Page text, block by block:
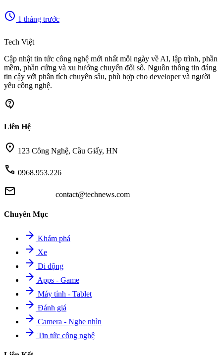
schedule 1 tháng trước
Tech Việt
Cập nhật tin tức công nghệ mới nhất mỗi ngày về AI, lập trình, phần
mềm, phần cứng và xu hướng chuyển đổi số. Nguồn thông tin đáng
tin cậy với phân tích chuyên sâu, phù hợp cho developer và người
yêu công nghệ.
contact_support
Liên Hệ
location_on 123 Công Nghệ, Cầu Giấy, HN
call 0968.953.226
mail contact@technews.com
Chuyên Mục
arrow_forward Khám phá
arrow_forward Xe
arrow_forward Di động
arrow_forward Apps - Game
arrow_forward Máy tính - Tablet
arrow_forward Đánh giá
arrow_forward Camera - Nghe nhìn
arrow_forward Tin tức công nghệ